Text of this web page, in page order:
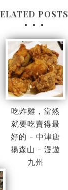
POSTS
吃炸雞，當然
就要吃賣得最
好的 - 中津唐
揚森山 - 漫遊
九州